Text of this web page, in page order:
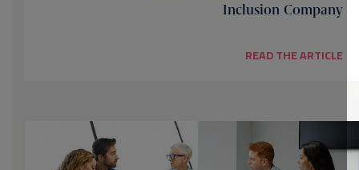
Inclusion Company
READ THE ARTICLE